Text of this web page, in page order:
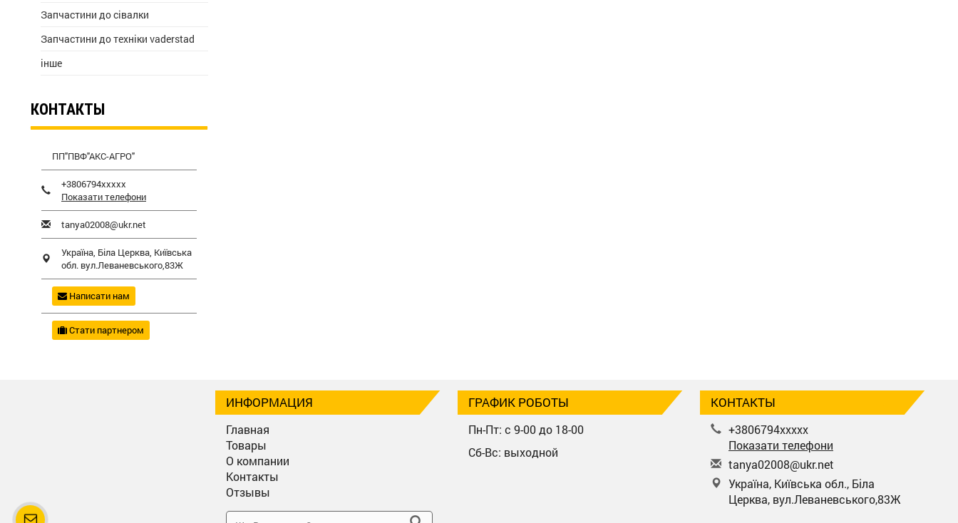
Запчастини до сівалки
Запчастини до техніки vaderstad
інше
КОНТАКТЫ
ПП"ПВФ"АКС-АГРО"
+3806794xxxxx
Показати телефони
tanya02008@ukr.net
Україна, Біла Церква, Київська
обл. вул.Леваневського,83Ж
Написати нам
Стати партнером
ИНФОРМАЦИЯ
Главная
Товары
О компании
Контакты
Отзывы
ГРАФИК РОБОТЫ
Пн-Пт: с 9-00 до 18-00
Сб-Вс: выходной
КОНТАКТЫ
+3806794xxxxx
Показати телефони
tanya02008@ukr.net
Україна, Київська обл., Біла
Церква, вул.Леваневського,83Ж